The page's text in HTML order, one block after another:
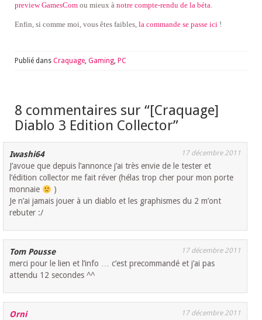
preview GamesCom ou mieux à notre compte-rendu de la béta.
Enfin, si comme moi, vous êtes faibles, la commande se passe ici !
Publié dans Craquage, Gaming, PC
8 commentaires sur “[Craquage]
Diablo 3 Edition Collector”
Iwashi64 17 décembre 2011
J’avoue que depuis l’annonce j’ai très envie de le tester et
l’édition collector me fait réver (hélas trop cher pour mon porte
monnaie
)
Je n’ai jamais jouer à un diablo et les graphismes du 2 m’ont
rebuter :/
Tom Pousse 17 décembre 2011
merci pour le lien et l’info … c’est precommandé et j’ai pas
attendu 12 secondes ^^
Orni 17 décembre 2011